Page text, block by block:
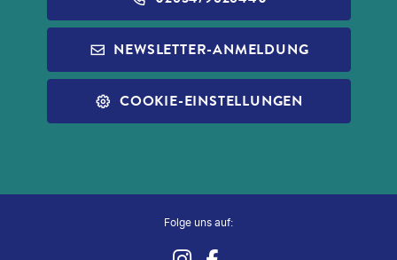
INFOS ZUR PAUSCHALREISE
REISECHECKLISTE
REISEFÜHRER
ALLE SERVICES
ZUG ZUM FLUG
ALDI MUSIC
ALDI NORD
NEWSLETTER-ANMELDUNG
COOKIE-EINSTELLUNGEN
Folge uns auf: